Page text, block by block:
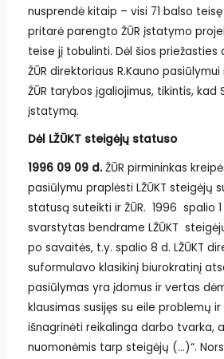
nusprendė kitaip – visi 71 balso
pritarė parengto ŽŪR įstatymo
teise jį tobulinti. Dėl šios
ŽŪR direktoriaus R.Kauno
ŽŪR tarybos įgaliojimus, tikintis, kad
įstatymą.
Dėl LŽŪKT steigėjų statuso
1996 09 09 d.ŽŪR pirmininkas
pasiūlymu praplėsti LŽŪKT steigėjų
statusą suteikti ir ŽŪR. 1996 spalio
svarstytas bendrame LŽŪKT
po savaitės, t.y. spalio 8 d. LŽŪKT
suformulavo klasikinį biurokratinį
pasiūlymas yra įdomus ir vertas
klausimas susijęs su eile problemų ir
išnagrinėti reikalinga darbo tvarka,
nuomonėmis tarp steigėjų (…)“.